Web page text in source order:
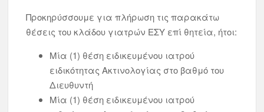
Προκηρύσσουμε για πλήρωση τις παρακάτω
θέσεις του κλάδου γιατρών ΕΣΥ επί θητεία, ήτοι:
Μία (1) θέση ειδικευμένου ιατρού
ειδικότητας Ακτινολογίας στο βαθμό του
Διευθυντή
Μία (1) θέση ειδικευμένου ιατρού